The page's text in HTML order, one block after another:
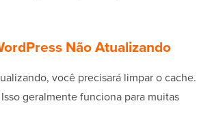
Não Atualizando
você precisará limpar o cache.
geralmente funciona para muitas